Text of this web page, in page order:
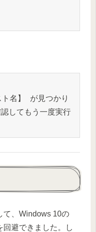
ト名】
が見つかり
してもう一度実行
て、Windows 10の
回避できました。し